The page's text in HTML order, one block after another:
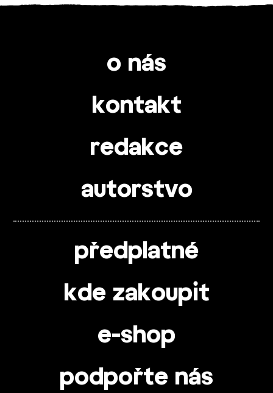
o nás
kontakt
redakce
autorstvo
předplatné
kde zakoupit
e-shop
podpořte nás